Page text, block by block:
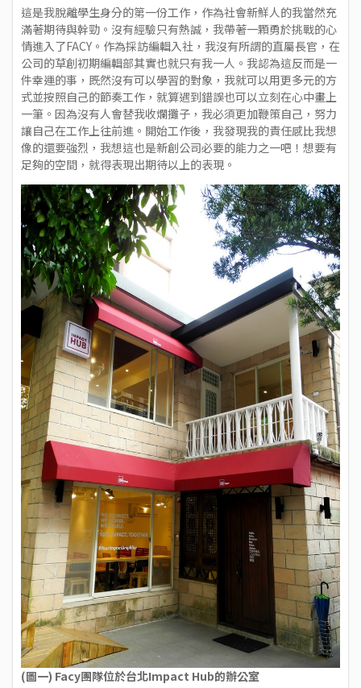
這是我脫離學生身分的第一份工作，作為社會新鮮人的我當然充
滿著期待與幹勁。沒有經驗只有熱誠，我帶著一顆勇於挑戰的心
情進入了FACY。作為採訪編輯入社，我沒有所謂的直屬長官，在
公司的草創初期編輯部其實也就只有我一人。我認為這反而是一
件幸運的事，既然沒有可以學習的對象，我就可以用更多元的方
式並按照自己的節奏工作，就算遇到錯誤也可以立刻在心中畫上
一筆。因為沒有人會替我收爛攤子，我必須更加鞭策自己，努力
讓自己在工作上往前進。開始工作後，我發現我的責任感比我想
像的還要強烈，我想這也是新創公司必要的能力之一吧！想要有
足夠的空間，就得表現出期待以上的表現。
(圖一) Facy團隊位於台北Impact Hub的辦公室